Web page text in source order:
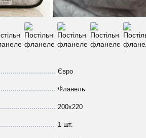
Євро
Фланель
200х220
1 шт.